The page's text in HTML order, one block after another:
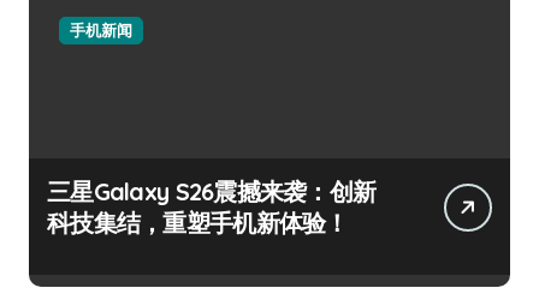
手机新闻
三星Galaxy S26震撼来袭：创新
科技集结，重塑手机新体验！